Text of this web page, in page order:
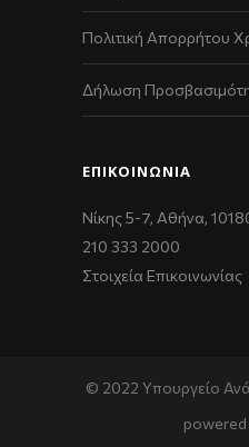
Πολιτική Απορρήτου
Δήλωση
ΕΠΙΚΟΙΝΩΝΊΑ
Νίκης 5-7, Αθήνα,
210 333 2000
Στοιχεία Επικοινωνίας
© 2022 Υπουργείο
powered